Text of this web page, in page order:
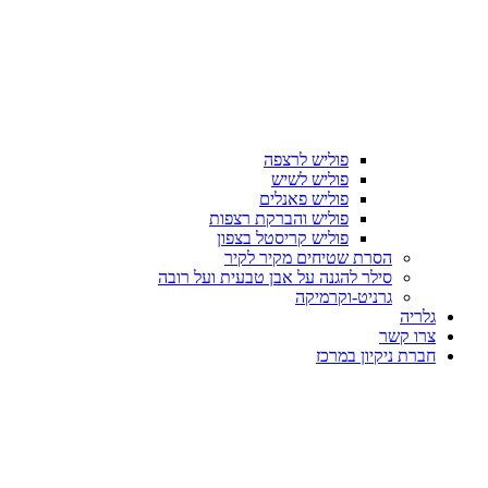
פוליש לרצפה
פוליש לשיש
פוליש פאנלים
פוליש והברקת רצפות
פוליש קריסטל בצפון
הסרת שטיחים מקיר לקיר
סילר להגנה על אבן טבעית ועל רובה
גרניט-וקרמיקה
גלריה
צרו קשר
חברת ניקיון במרכז